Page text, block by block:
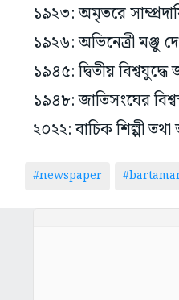
১৯২৩: অমৃতরে
১৯২৬: অভিনেত্রী মঞ্জু
১৯৪৫: দ্বিতীয়
১৯৪৮: জাতিসংঘের
২০২২: বাচিক শিল্পী
#newspaper